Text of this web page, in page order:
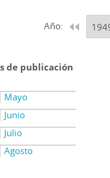
Año:
de publicación
Mayo
Junio
Julio
Agosto